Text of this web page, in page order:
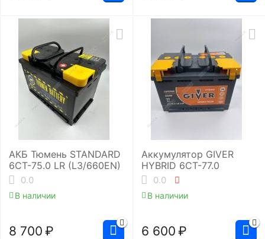
АКБ Тюмень STANDARD
6СТ-75.0 LR (L3/660EN)
0.0
В наличии
8 700 ₽
Аккумулятор GIVER
HYBRID 6СТ-77.0
0.0
В наличии
6 600 ₽